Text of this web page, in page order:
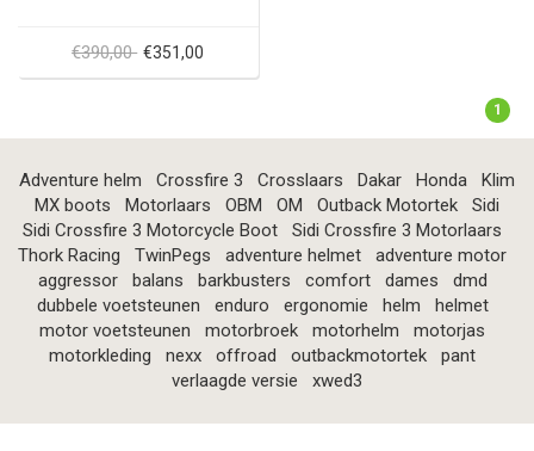
€390,00 €351,00
1
Adventure helm Crossfire 3 Crosslaars Dakar Honda
Klim
MX boots
Motorlaars OBM OM Outback Motortek
Sidi
Sidi Crossfire 3 Motorcycle Boot
Sidi Crossfire 3 Motorlaars
Thork Racing
TwinPegs adventure helmet
adventure motor
aggressor
balans barkbusters comfort dames
dmd
dubbele voetsteunen
enduro ergonomie helm
helmet
motor voetsteunen
motorbroek motorhelm
motorjas
motorkleding
nexx offroad outbackmotortek
pant
verlaagde versie
xwed3